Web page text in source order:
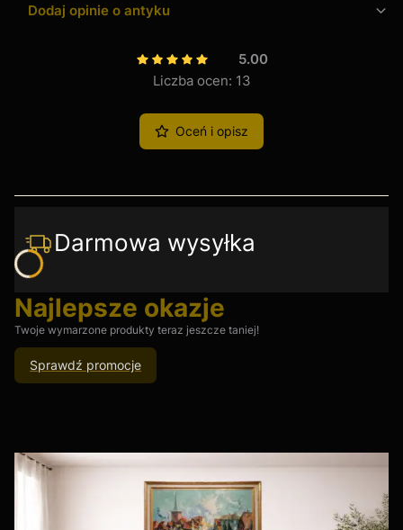
Dodaj opinie o antyku
5.00
Liczba ocen: 13
Oceń i opisz
Darmowa wysyłka
Najlepsze okazje
Twoje wymarzone produkty teraz jeszcze taniej!
Sprawdź promocje